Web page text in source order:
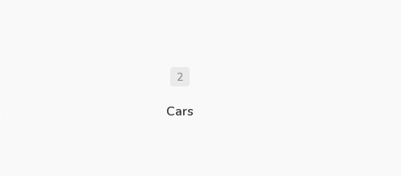
2
Cars